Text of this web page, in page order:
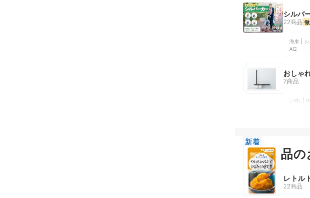
シルバ
22商品
海東 |
Al2
おしゃ
7商品
LIXIL |
新着
介護用品
レトル
22商品